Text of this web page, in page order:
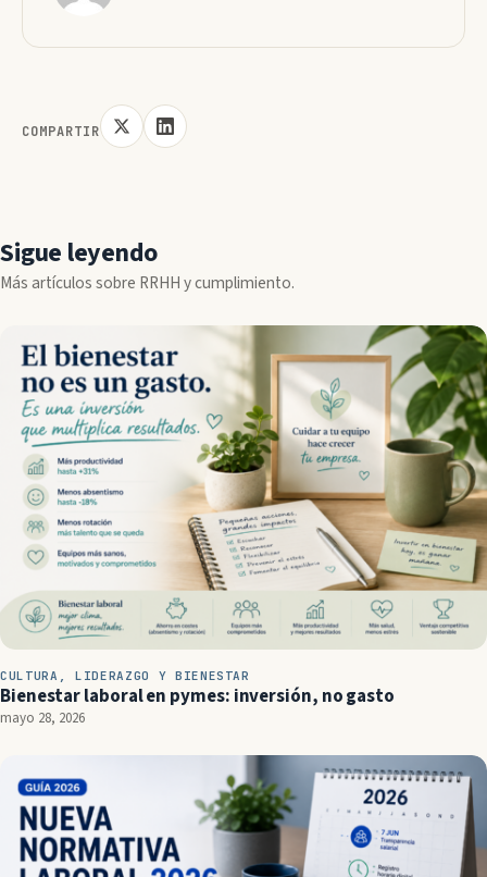
COMPARTIR
Sigue leyendo
Más artículos sobre RRHH y cumplimiento.
CULTURA, LIDERAZGO Y BIENESTAR
Bienestar laboral en pymes: inversión, no gasto
mayo 28, 2026